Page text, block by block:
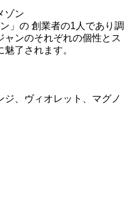
ゾン
」の 創業者の1人であり調
ンのそれぞれの個性とス
了されます。
ジ、ヴィオレット、マグノ